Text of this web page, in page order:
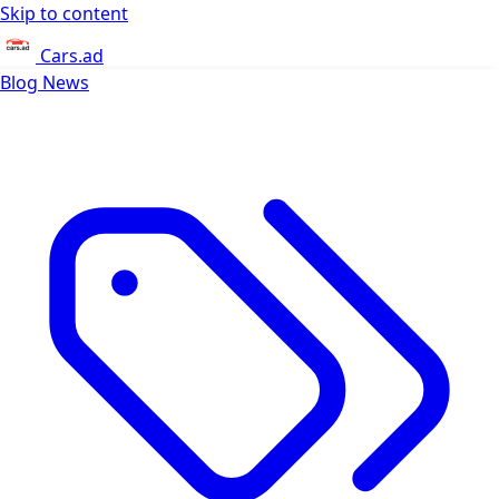
Skip to content
Cars.ad
Blog News